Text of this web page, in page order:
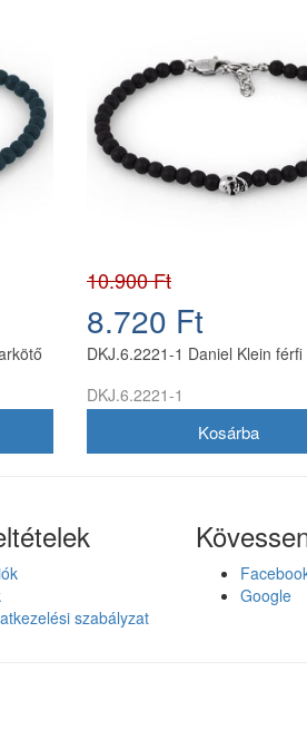
10.900 Ft
8.720 Ft
DKJ.6.2221-1 Daniel Klein
DKJ.6.2221-1
szabályzat
Google